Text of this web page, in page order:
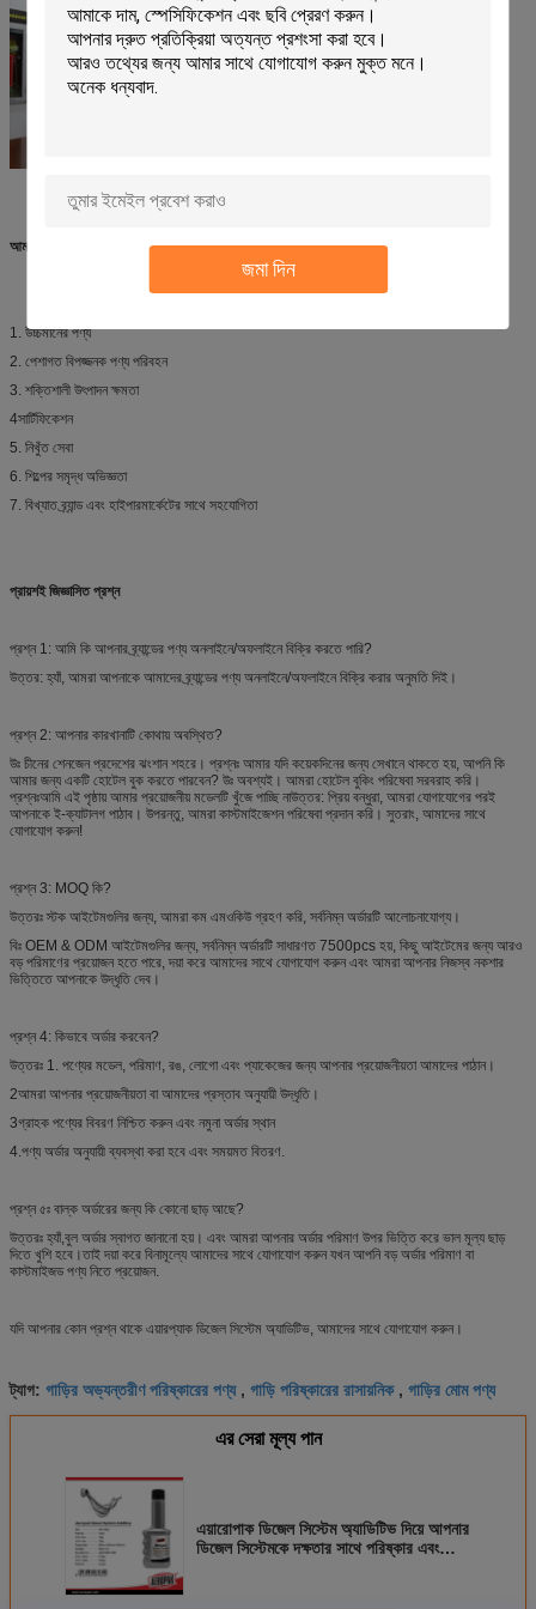
জমা দিন
আমরা যা দিতে পারি তা নিচে দেওয়া হল
1. উচ্চমানের পণ্য
2. পেশাগত বিপজ্জনক পণ্য পরিবহন
3. শক্তিশালী উৎপাদন ক্ষমতা
4সার্টিফিকেশন
5. নিখুঁত সেবা
6. শিল্পের সমৃদ্ধ অভিজ্ঞতা
7. বিখ্যাত ব্র্যান্ড এবং হাইপারমার্কেটের সাথে সহযোগিতা
প্রায়শই জিজ্ঞাসিত প্রশ্ন
প্রশ্ন 1: আমি কি আপনার ব্র্যান্ডের পণ্য অনলাইনে/অফলাইনে বিক্রি করতে পারি?
উত্তর: হ্যাঁ, আমরা আপনাকে আমাদের ব্র্যান্ডের পণ্য অনলাইনে/অফলাইনে বিক্রি করার অনুমতি দিই।
প্রশ্ন 2: আপনার কারখানাটি কোথায় অবস্থিত?
উঃ চীনের শেনজেন প্রদেশের ঝংশান শহরে। প্রশ্নঃ আমার যদি কয়েকদিনের জন্য সেখানে থাকতে হয়, আপনি কি
আমার জন্য একটি হোটেল বুক করতে পারবেন? উঃ অবশ্যই। আমরা হোটেল বুকিং পরিষেবা সরবরাহ করি।
প্রশ্নঃআমি এই পৃষ্ঠায় আমার প্রয়োজনীয় মডেলটি খুঁজে পাচ্ছি নাউত্তর: প্রিয় বন্ধুরা, আমরা যোগাযোগের পরই
আপনাকে ই-ক্যাটালগ পাঠাব। উপরন্তু, আমরা কাস্টমাইজেশন পরিষেবা প্রদান করি। সুতরাং, আমাদের সাথে
যোগাযোগ করুন!
প্রশ্ন 3: MOQ কি?
উত্তরঃ স্টক আইটেমগুলির জন্য, আমরা কম এমওকিউ গ্রহণ করি, সর্বনিম্ন অর্ডারটি আলোচনাযোগ্য।
বিঃ OEM & ODM আইটেমগুলির জন্য, সর্বনিম্ন অর্ডারটি সাধারণত 7500pcs হয়, কিছু আইটেমের জন্য আরও
বড় পরিমাণের প্রয়োজন হতে পারে, দয়া করে আমাদের সাথে যোগাযোগ করুন এবং আমরা আপনার নিজস্ব নকশার
ভিত্তিতে আপনাকে উদ্ধৃতি দেব।
প্রশ্ন 4: কিভাবে অর্ডার করবেন?
উত্তরঃ 1. পণ্যের মডেল, পরিমাণ, রঙ, লোগো এবং প্যাকেজের জন্য আপনার প্রয়োজনীয়তা আমাদের পাঠান।
2আমরা আপনার প্রয়োজনীয়তা বা আমাদের প্রস্তাব অনুযায়ী উদ্ধৃতি।
3গ্রাহক পণ্যের বিবরণ নিশ্চিত করুন এবং নমুনা অর্ডার স্থান
4.পণ্য অর্ডার অনুযায়ী ব্যবস্থা করা হবে এবং সময়মত বিতরণ.
প্রশ্ন ৫ঃ বাল্ক অর্ডারের জন্য কি কোনো ছাড় আছে?
উত্তরঃ হ্যাঁ,বুল অর্ডার স্বাগত জানানো হয়। এবং আমরা আপনার অর্ডার পরিমাণ উপর ভিত্তি করে ভাল মূল্য ছাড়
দিতে খুশি হবে।তাই দয়া করে বিনামূল্যে আমাদের সাথে যোগাযোগ করুন যখন আপনি বড় অর্ডার পরিমাণ বা
কাস্টমাইজড পণ্য নিতে প্রয়োজন.
যদি আপনার কোন প্রশ্ন থাকে এয়ারপ্যাক ডিজেল সিস্টেম অ্যাডিটিভ, আমাদের সাথে যোগাযোগ করুন।
ট্যাগ: গাড়ির অভ্যন্তরীণ পরিষ্কারের পণ্য, গাড়ি পরিষ্কারের রাসায়নিক, গাড়ির মোম পণ্য
এর সেরা মূল্য পান
এয়ারোপাক ডিজেল সিস্টেম অ্যাডিটিভ দিয়ে আপনার
ডিজেল সিস্টেমকে দক্ষতার সাথে পরিষ্কার এবং